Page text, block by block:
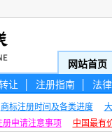
网站首页
让 注册指南 法
商标注册时间及各类进度
册申请注意事项 中国最有